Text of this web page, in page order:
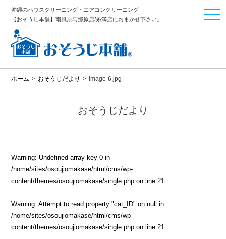
沖縄のハウスクリーニング・エアコンクリーニング
【おそうじ本舗】南風原与那原店/糸満店におまかせ下さい。
ホーム > おそうじだより > image-6.jpg
おそうじだより
Warning: Undefined array key 0 in
/home/sites/osoujiomakase/html/cms/wp-
content/themes/osoujiomakase/single.php on line 21
Warning: Attempt to read property "cat_ID" on null in
/home/sites/osoujiomakase/html/cms/wp-
content/themes/osoujiomakase/single.php on line 21